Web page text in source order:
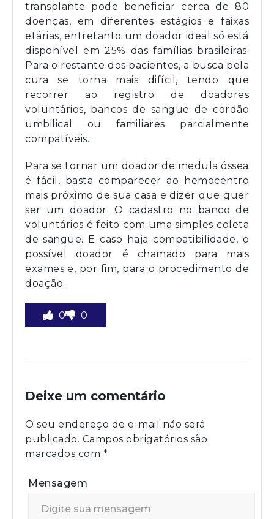
transplante pode beneficiar cerca de 80
doenças, em diferentes estágios e faixas
etárias, entretanto um doador ideal só está
disponível em 25% das famílias brasileiras.
Para o restante dos pacientes, a busca pela
cura se torna mais difícil, tendo que
recorrer ao registro de doadores
voluntários, bancos de sangue de cordão
umbilical ou familiares parcialmente
compatíveis.
Para se tornar um doador de medula óssea
é fácil, basta comparecer ao hemocentro
mais próximo de sua casa e dizer que quer
ser um doador. O cadastro no banco de
voluntários é feito com uma simples coleta
de sangue. E caso haja compatibilidade, o
possível doador é chamado para mais
exames e, por fim, para o procedimento de
doação.
0 0
Deixe um comentário
O seu endereço de e-mail não será
publicado. Campos obrigatórios são
marcados com *
Mensagem